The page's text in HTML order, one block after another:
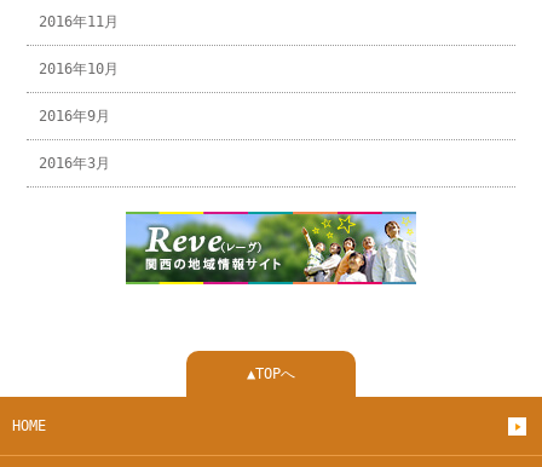
2016年11月
2016年10月
2016年9月
2016年3月
▲TOPへ
HOME